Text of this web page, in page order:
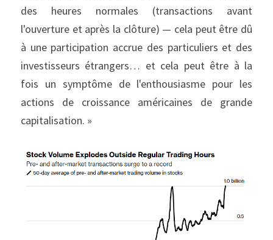
des heures normales (transactions avant
l'ouverture et après la clôture) — cela peut être dû
à une participation accrue des particuliers et des
investisseurs étrangers… et cela peut être à la
fois un symptôme de l'enthousiasme pour les
actions de croissance américaines de grande
capitalisation. »